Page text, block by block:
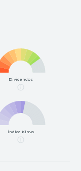
Dividendos
Índice Kinvo